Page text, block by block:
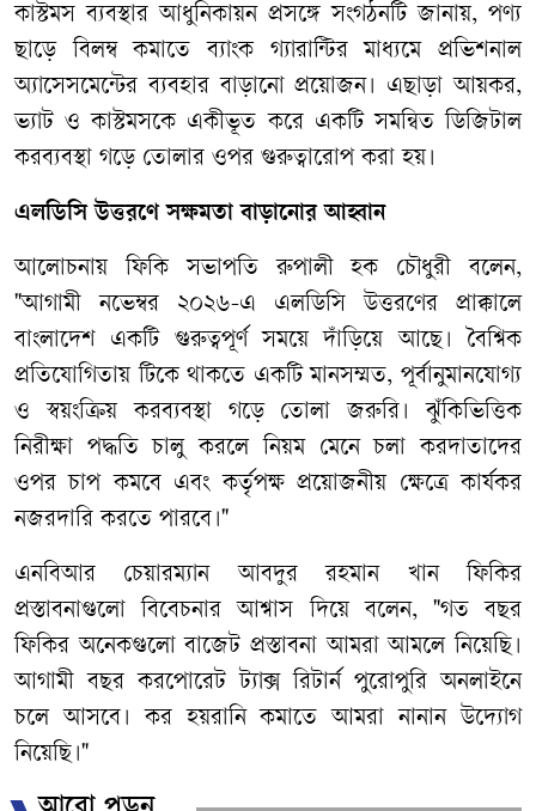
কাস্টমস ব্যবস্থার আধুনিকায়ন প্রসঙ্গে সংগঠনটি জানায়, পণ্য
ছাড়ে
বিলম্ব কমাতে ব্যাংক গ্যারান্টির মাধ্যমে
প্রভিশনাল
অ্যাসেসমেন্টের ব্যবহার বাড়ানো প্রয়োজন। এছাড়া আয়কর,
ভ্যাট ও কাস্টমসকে একীভূত করে একটি সমন্বিত ডিজিটাল
করব্যবস্থা গড়ে তোলার ওপর গুরুত্বারোপ করা হয়।
এলডিসি উত্তরণে সক্ষমতা বাড়ানোর আহ্বান
আলোচনায় ফিকি সভাপতি রুপালী হক চৌধুরী বলেন,
"আগামী নভেম্বর ২০২৬-এ এলডিসি উত্তরণের
প্রাক্কালে
বাংলাদেশ
একটি গুরুত্বপূর্ণ সময়ে দাঁড়িয়ে আছে।
বৈশ্বিক
প্রতিযোগিতায় টিকে থাকতে একটি মানসম্মত,পূর্বানুমানযোগ্য
ও
স্বয়ংক্রিয় করব্যবস্থা গড়ে তোলা জরুরি।
ঝুঁকিভিত্তিক
নিরীক্ষা পদ্ধতি চালু করলে নিয়ম মেনে চলা করদাতাদের
ওপর চাপ কমবে এবং কর্তৃপক্ষ প্রয়োজনীয় ক্ষেত্রে কার্যকর
নজরদারি করতে পারবে।"
এনবিআর চেয়ারম্যান আবদুর রহমান খান
ফিকির
প্রস্তাবনাগুলো
বিবেচনার আশ্বাস দিয়ে বলেন, "গত
বছর
ফিকির অনেকগুলো বাজেট প্রস্তাবনা আমরা আমলে নিয়েছি।
আগামী বছর করপোরেট ট্যাক্স রিটার্ন পুরোপুরি অনলাইনে
চলে আসবে। কর হয়রানি কমাতে আমরা নানান উদ্যোগ
নিয়েছি।"